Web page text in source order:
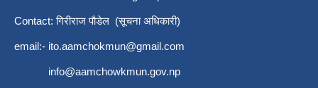
Contact: गिरीराज पौडेल (सूचना अधिकारी)
email:- ito.aamchokmun@gmail.com
info@aamchowkmun.gov.np